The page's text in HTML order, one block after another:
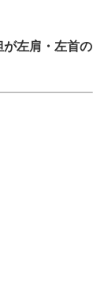
が左肩・左首の